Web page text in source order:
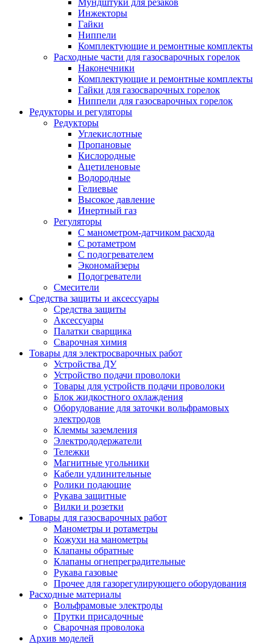
Инжекторы
Гайки
Ниппели
Комплектующие и ремонтные комплекты
Расходные части для газосварочных горелок
Наконечники
Комплектующие и ремонтные комплекты
Гайки для газосварочных горелок
Ниппели для газосварочных горелок
Редукторы и регуляторы
Редукторы
Углекислотные
Пропановые
Кислородные
Ацетиленовые
Водородные
Гелиевые
Высокое давление
Инертный газ
Регуляторы
С манометром-датчиком расхода
С ротаметром
С подогревателем
Экономайзеры
Подогреватели
Смесители
Средства защиты и аксессуары
Средства защиты
Аксессуары
Палатки сварщика
Сварочная химия
Товары для электросварочных работ
Устройства ДУ
Устройство подачи проволоки
Товары для устройств подачи проволоки
Блок жидкостного охлаждения
Оборудование для заточки вольфрамовых
электродов
Клеммы заземления
Электрододержатели
Тележки
Магнитные угольники
Кабели удлинительные
Ролики подающие
Рукава защитные
Вилки и розетки
Товары для газосварочных работ
Манометры и ротаметры
Кожухи на манометры
Клапаны обратные
Клапаны огнепреградительные
Рукава газовые
Прочее для газорегулирующего оборудования
Расходные материалы
Вольфрамовые электроды
Прутки присадочные
Сварочная проволока
Архив моделей